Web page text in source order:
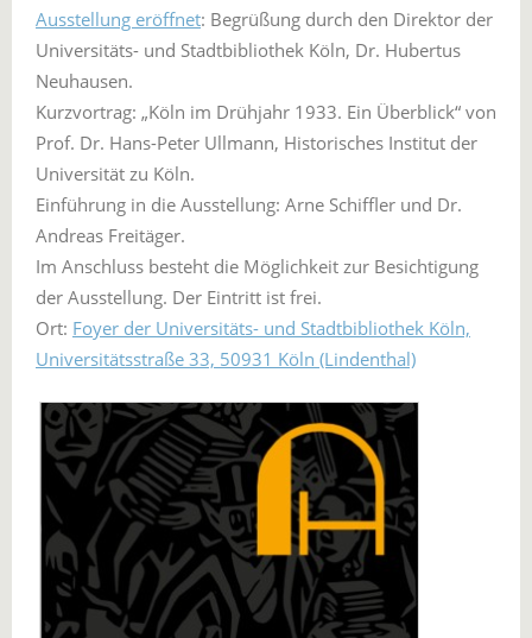
Ausstellung eröffnet: Begrüßung durch den Direktor der
Universitäts- und Stadtbibliothek Köln, Dr. Hubertus
Neuhausen.
Kurzvortrag: „Köln im Drühjahr 1933. Ein Überblick“ von
Prof. Dr. Hans-Peter Ullmann, Historisches Institut der
Universität zu Köln.
Einführung in die Ausstellung: Arne Schiffler und Dr.
Andreas Freitäger.
Im Anschluss besteht die Möglichkeit zur Besichtigung
der Ausstellung. Der Eintritt ist frei.
Ort: Foyer der Universitäts- und Stadtbibliothek Köln,
Universitätsstraße 33, 50931 Köln (Lindenthal)